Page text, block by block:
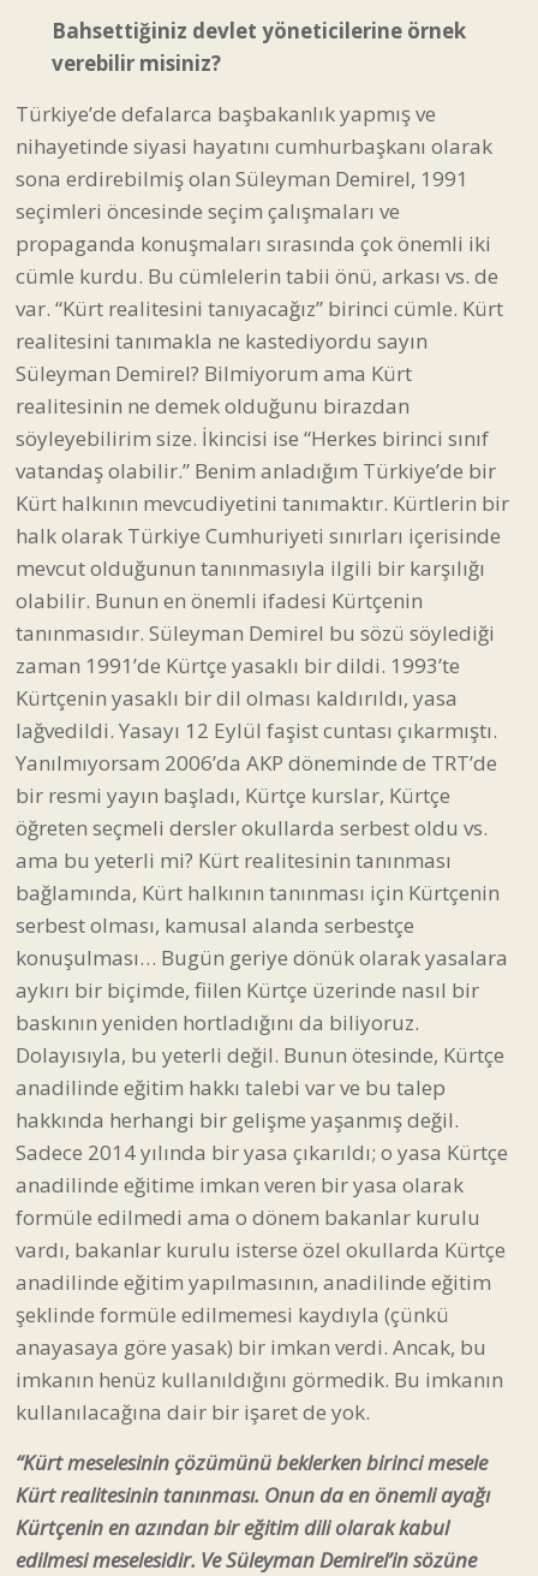
Bahsettiğiniz devlet yöneticilerine örnek
verebilir misiniz?
Türkiye’de defalarca başbakanlık yapmış ve
nihayetinde siyasi hayatını cumhurbaşkanı olarak
sona erdirebilmiş olan Süleyman Demirel, 1991
seçimleri öncesinde seçim çalışmaları ve
propaganda konuşmaları sırasında çok önemli iki
cümle kurdu. Bu cümlelerin tabii önü, arkası vs. de
var. “Kürt realitesini tanıyacağız” birinci cümle. Kürt
realitesini tanımakla ne kastediyordu sayın
Süleyman Demirel? Bilmiyorum ama Kürt
realitesinin ne demek olduğunu birazdan
söyleyebilirim size. İkincisi ise “Herkes birinci sınıf
vatandaş olabilir.” Benim anladığım Türkiye’de bir
Kürt halkının mevcudiyetini tanımaktır. Kürtlerin bir
halk olarak Türkiye Cumhuriyeti sınırları içerisinde
mevcut olduğunun tanınmasıyla ilgili bir karşılığı
olabilir. Bunun en önemli ifadesi Kürtçenin
tanınmasıdır. Süleyman Demirel bu sözü söylediği
zaman 1991’de Kürtçe yasaklı bir dildi. 1993’te
Kürtçenin yasaklı bir dil olması kaldırıldı, yasa
lağvedildi. Yasayı 12 Eylül faşist cuntası çıkarmıştı.
Yanılmıyorsam 2006’da AKP döneminde de TRT’de
bir resmi yayın başladı, Kürtçe kurslar, Kürtçe
öğreten seçmeli dersler okullarda serbest oldu vs.
ama bu yeterli mi? Kürt realitesinin tanınması
bağlamında, Kürt halkının tanınması için Kürtçenin
serbest olması, kamusal alanda serbestçe
konuşulması… Bugün geriye dönük olarak yasalara
aykırı bir biçimde, fiilen Kürtçe üzerinde nasıl bir
baskının yeniden hortladığını da biliyoruz.
Dolayısıyla, bu yeterli değil. Bunun ötesinde, Kürtçe
anadilinde eğitim hakkı talebi var ve bu talep
hakkında herhangi bir gelişme yaşanmış değil.
Sadece 2014 yılında bir yasa çıkarıldı; o yasa Kürtçe
anadilinde eğitime imkan veren bir yasa olarak
formüle edilmedi ama o dönem bakanlar kurulu
vardı, bakanlar kurulu isterse özel okullarda Kürtçe
anadilinde eğitim yapılmasının, anadilinde eğitim
şeklinde formüle edilmemesi kaydıyla (çünkü
anayasaya göre yasak) bir imkan verdi. Ancak, bu
imkanın henüz kullanıldığını görmedik. Bu imkanın
kullanılacağına dair bir işaret de yok.
“Kürt meselesinin çözümünü beklerken birinci mesele
Kürt realitesinin tanınması. Onun da en önemli ayağı
Kürtçenin en azından bir eğitim dili olarak kabul
edilmesi meselesidir. Ve Süleyman Demirel’in sözüne